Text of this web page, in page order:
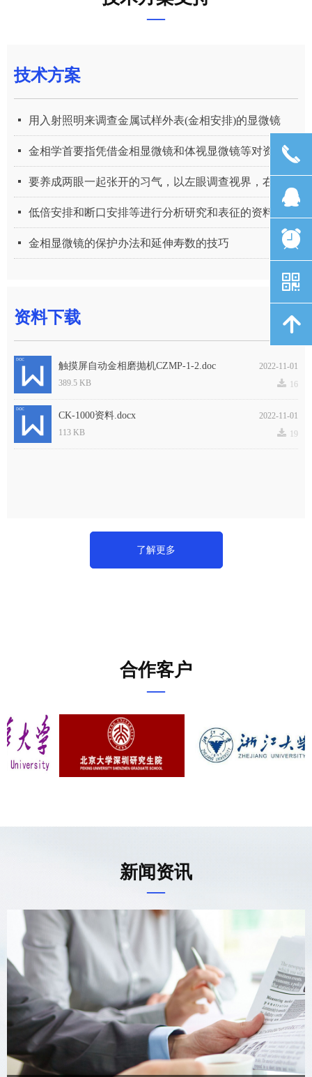
—
了解更多
技术方案
넷 用入射照明来调查金属试样外表(金相安排)的显微镜
넷 金相学首要指凭借金相显微镜和体视显微镜等对资料显微安排
넷
넷
넷 金相显微镜的保护办法和延伸寿数的技巧
资料下载
2022-11-01
触摸屏自动金相磨抛机CZMP-1-2.doc
끂 16
389.5 KB
2022-11-01
CK-1000资料.docx
끂 19
113 KB
合作客户
—
新闻资讯
—
끅
뀩
뀥
낃
녕